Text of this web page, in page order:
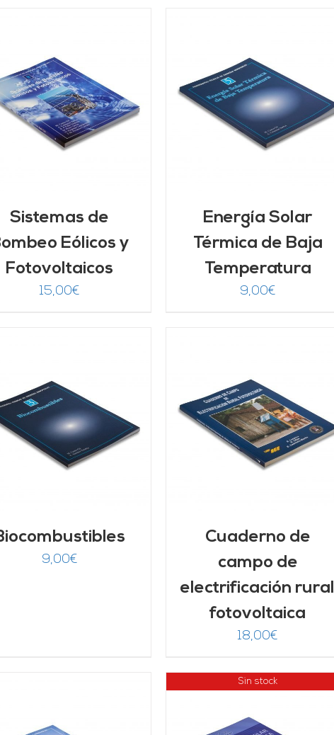
Sistemas de
Eólicos y
Fotovoltaicos
15,00€
AÑADIR AL CARRITO
/
DETALLES
Energía Solar
Térmica de Baja
Temperatura
9,00€
AÑADIR AL CARRITO
/
DETALLES
9,00€
AÑADIR AL CARRITO
DETALLES
Cuaderno de
campo de
electrificación rural
fotovoltaica
18,00€
AÑADIR AL CARRITO
DETALLES
Sin stock